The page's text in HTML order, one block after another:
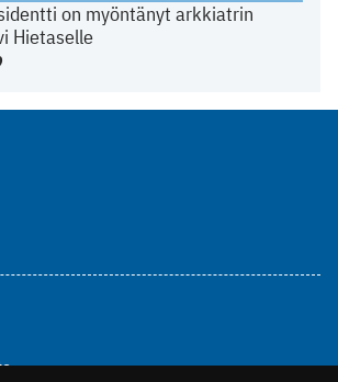
on myöntänyt arkkiatrin
Hietaselle